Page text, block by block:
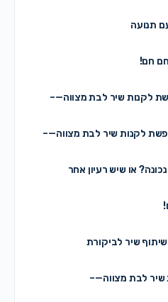
תנועה
חם!
לקנות שיר לבת מצווה—–
לקנות שיר לבת מצווה—–
או שיש רעיון אחר
שיר לביקורת
לבת מצווה—–